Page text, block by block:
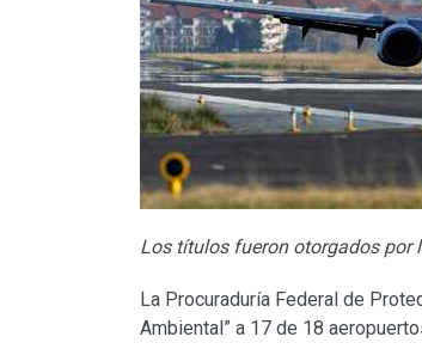
Los títulos fueron otorgados por
La Procuraduría Federal de
Ambiental” a 17 de 18